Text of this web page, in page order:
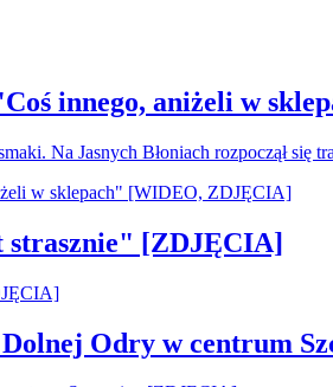
innego, aniżeli w
Na Jasnych Błoniach rozpoczął
strasznie" [ZDJĘCIA]
Odry w centrum